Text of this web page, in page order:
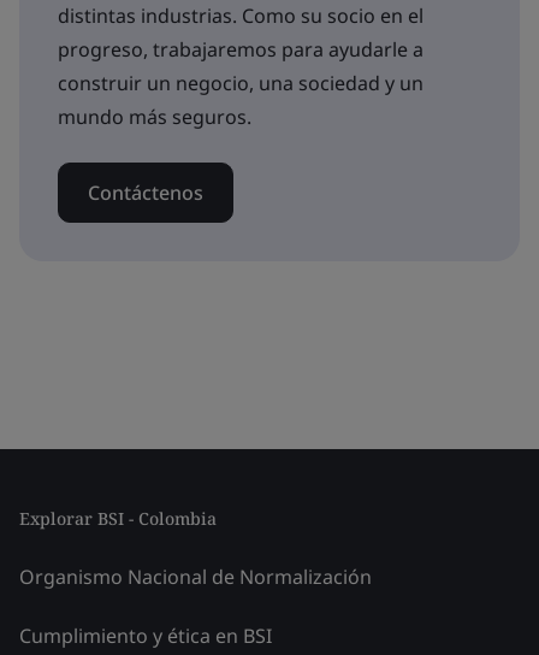
distintas industrias. Como su socio en el
progreso, trabajaremos para ayudarle a
construir un negocio, una sociedad y un
mundo más seguros.
Contáctenos
Explorar BSI - Colombia
Organismo Nacional de Normalización
Cumplimiento y ética en BSI